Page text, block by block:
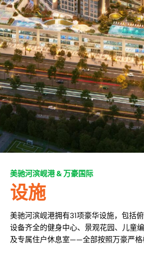
美驰河滨岘港 & 万豪国际
设施
美驰河滨岘港拥有31项豪华设施，包括
设备齐全的健身中心、景观花园、儿童
及专属住户休息室——全部按照万豪严格